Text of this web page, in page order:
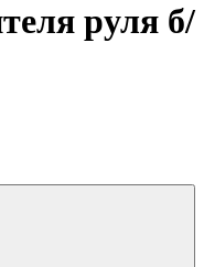
руля б/